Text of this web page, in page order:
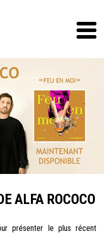
Menu
ALFA ROCOCO
présenter le plus récent